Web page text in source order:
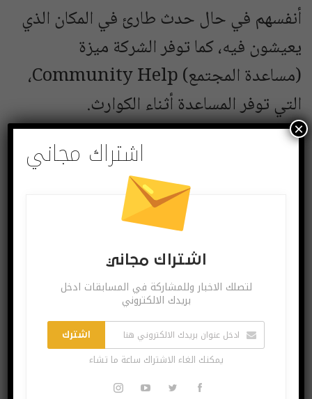
أنفسهم في حال حدث طارئ في المكان الذي
يعيشون فيه، كما توفر الشركة ميزة
(مساعدة المجتمع) Community Help،
التي توفر المساعدة أثناء الكوارث.
البوابة العربية للأخبار التقنية
Facebook
Twitter
اشتراك مجاني
اشتراك مجاني
لتصلك الاخبار وللمشاركة في المسابقات ادخل
بريدك الالكتروني
اشترك
يمكنك الغاء الاشتراك ساعة ما تشاء
×